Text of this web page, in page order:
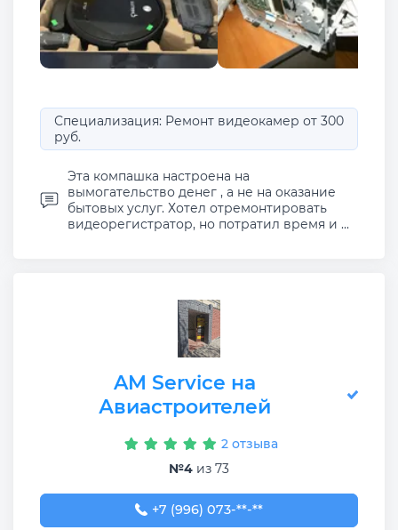
Специализация: Ремонт видеокамер от 300
руб.
Эта компашка настроена на
вымогательство денег , а не на оказание
бытовых услуг. Хотел отремонтировать
видеорегистратор, но потратил время и ...
AM Service на
Авиастроителей
2 отзыва
№4 из 73
+7 (996) 073-00-25
+7 (996) 073-**-**